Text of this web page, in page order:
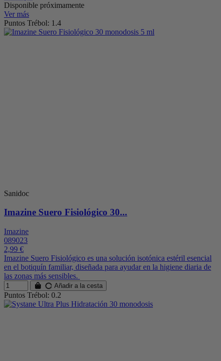
Disponible próximamente
Ver más
Puntos Trébol: 1.4
Sanidoc
Imazine Suero Fisiológico 30...
Imazine
089023
2,99 €
Imazine Suero Fisiológico es una solución isotónica estéril esencial
en el botiquín familiar, diseñada para ayudar en la higiene diaria de
las zonas más sensibles.
Añadir a la cesta
Puntos Trébol: 0.2